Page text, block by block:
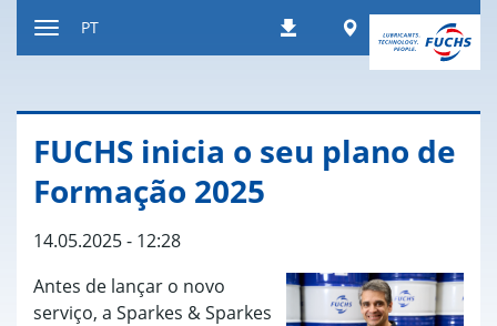
para
DownloadsWorldwide
PT
FUCHS inicia o seu plano de
Formação 2025
14.05.2025 - 12:28
Antes de lançar o novo
serviço, a Sparkes & Sparkes